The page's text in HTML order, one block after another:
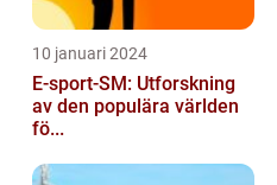
10 januari 2024
E-sport-SM: Utforskning
av den populära världen
fö...